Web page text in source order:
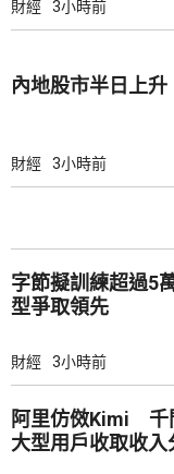
財經 3小時前
內地股市半日上升
財經 3小時前
字節擬訓練超過5
型爭取領先
財經 3小時前
阿里仿傚Kimi 千
大型用戶收取收入